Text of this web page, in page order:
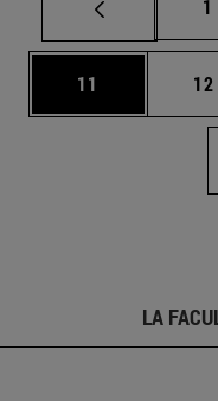
1
Página
11 12
LA